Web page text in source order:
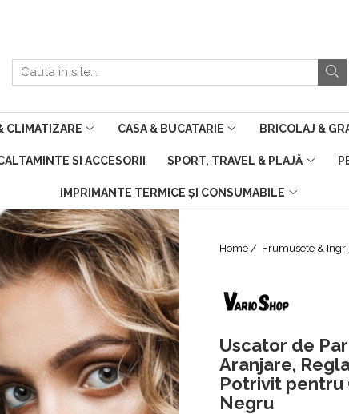
CLIMATIZARE CASA & BUCATARIE BRICOLAJ &
SI ACCESORII SPORT, TRAVEL & PLAJĂ
IMPRIMANTE TERMICE ȘI CONSUMABILE
Home / Frumusete &
Uscator de
Aranjare,
Potrivit pentru
Negru